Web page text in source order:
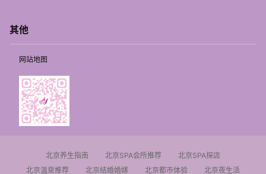
其他
网站地图
北京养生指南 北京SPA会所推荐
北京SPA探店
北京温泉推荐
北京结婚婚嫁 北京都市体验 北京夜生活